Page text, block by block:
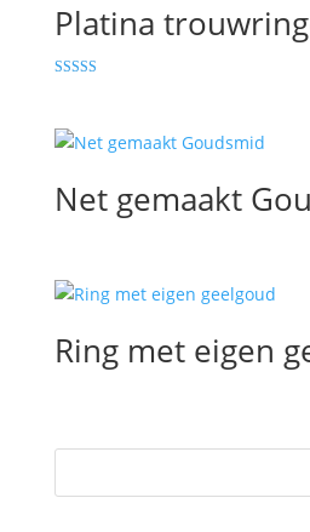
Platina
Net gemaakt
Ring met eigen